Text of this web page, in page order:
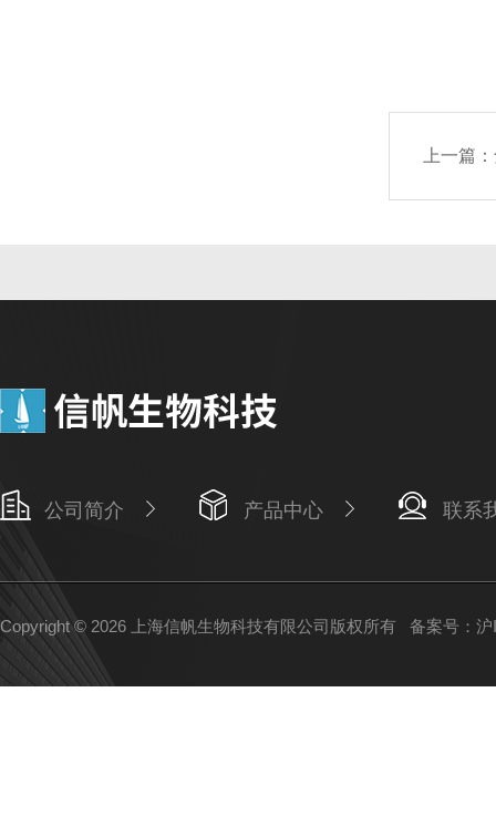
上一篇：
公司简介 产品中心 联系
Copyright © 2026 上海信帆生物科技有限公司版权所有 备案号：